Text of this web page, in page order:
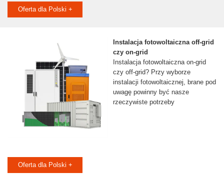
Oferta dla Polski +
Instalacja fotowoltaiczna off-grid
czy on-grid
Instalacja fotowoltaiczna on-grid
czy off-grid? Przy wyborze
instalacji fotowoltaicznej, brane pod
uwagę powinny być nasze
rzeczywiste potrzeby
Oferta dla Polski +